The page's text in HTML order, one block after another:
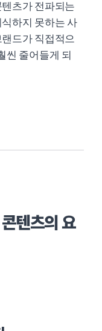
츠가 전파되는
하지 못하는 사
드가 직접적으
씬 줄어들게 되
텐츠의 요